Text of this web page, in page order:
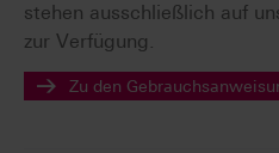
stehen ausschließlich auf
zur Verfügung.
Zu den